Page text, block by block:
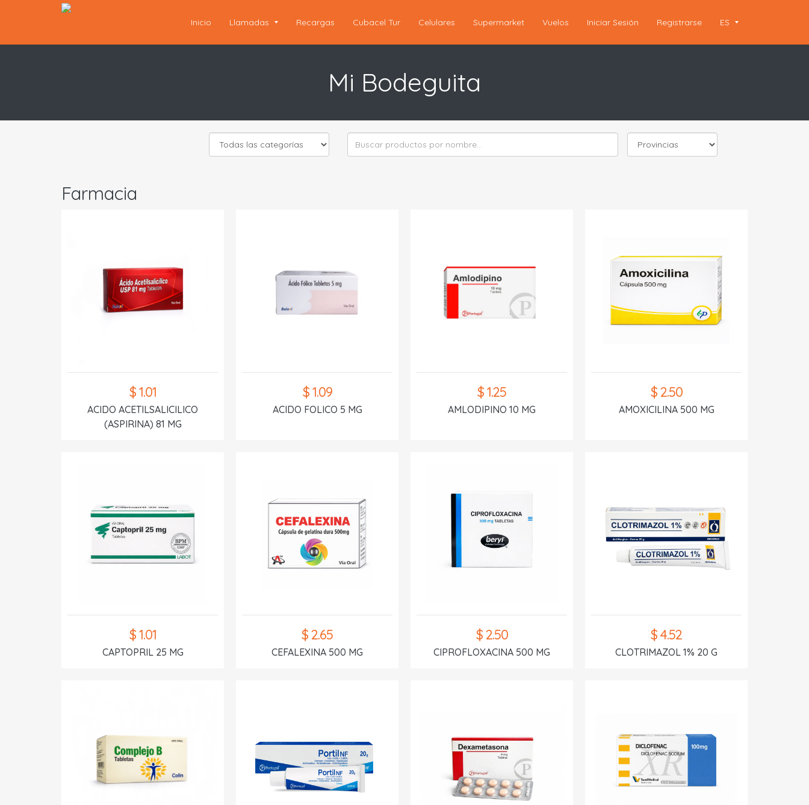
Inicio Llamadas Recargas Cubacel Tur Celulares Supermarket Vuelos Iniciar Sesión Registrarse ES
Mi Bodeguita
Farmacia
$ 1.01
ACIDO ACETILSALICILICO
(ASPIRINA) 81 MG
$ 1.09
ACIDO FOLICO 5 MG
$ 1.25
AMLODIPINO 10 MG
$ 2.50
AMOXICILINA 500 MG
$ 1.01
CAPTOPRIL 25 MG
$ 2.65
CEFALEXINA 500 MG
$ 2.50
CIPROFLOXACINA 500 MG
$ 4.52
CLOTRIMAZOL 1% 20 G